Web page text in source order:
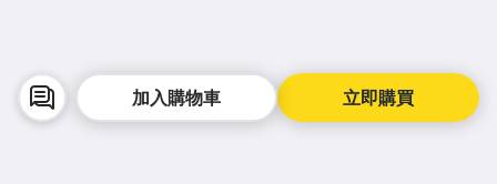
立即購買
加入購物車